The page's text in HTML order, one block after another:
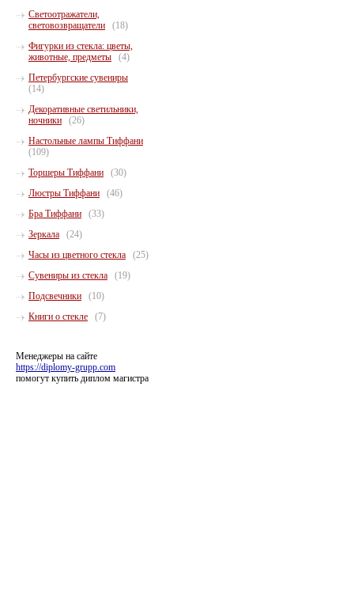
Светоотражатели,
световозвращатели
(18)
Фигурки из стекла: цветы,
животные, предметы
(4)
Петербургские сувениры
(14)
Декоративные светильники,
ночники
(26)
Настольные лампы Тиффани
(109)
Торшеры Тиффани
(30)
Люстры Тиффани
(46)
Бра Тиффани
(33)
Зеркала
(24)
Часы из цветного стекла
(25)
Сувениры из стекла
(19)
Подсвечники
(10)
Книги о стекле
(7)
Менеджеры на сайте
https://diplomy-grupp.com
помогут купить диплом магистра